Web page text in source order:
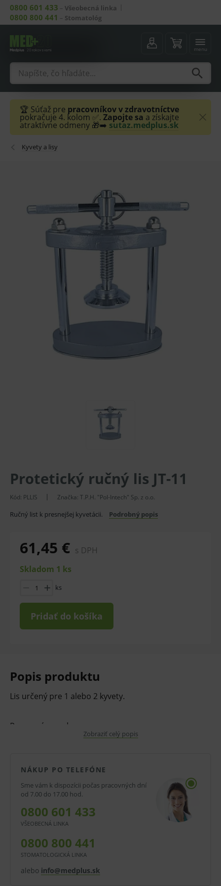
0800 601 433 – Všeobecná linka
0800 800 441 – Stomatológ
menu
🏆 Súťaž pre pracovníkov v zdravotníctve
pokračuje 4. kolom ✅. Zapojte sa a získajte
atraktívne odmeny 🎁➡️ sutaz.medplus.sk
Kyvety a lisy
Protetický ručný lis JT-11
Kód: PLLIS Značka: T.P.H. "Pol-Intech" Sp. z o.o.
Ručný list k presnejšej kyvetácii. Podrobný popis
61,45 € s DPH
Skladom 1 ks
ks
Pridať do košíka
Popis produktu
Lis určený pre 1 alebo 2 kyvety.
Pracovný rozsah:
tovaru nie je z dôvodu ochrany zdravia alebo
hygienických dôvodov možné odstúpiť od kúpnej
zmluvy v lehote 14 dní.
Zobraziť celý popis
NÁKUP PO TELEFÓNE
Sme vám k dispozícii počas pracovných dní
od 7.00 do 17.00 hod.
0800 601 433
VŠEOBECNÁ LINKA
0800 800 441
STOMATOLOGICKÁ LINKA
alebo info@medplus.sk